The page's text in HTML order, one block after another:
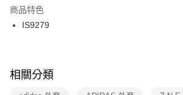
２．訂單成立數日內，您將收到繳費通知簡訊。
３．收到繳費通知簡訊後14天內，點擊此簡訊中的
ATM／網路銀行／等多元方式進行付款，方視為交易
※ 交易是否成功請以「AFTEE先享後付 」之結帳頁
是否繳費成功／繳費後需取消欲退款等相關疑問，請
客戶支援中心」
https://
付款後門市自取
每筆NT$100，滿NT$1,500(含以上)免運費
商品特色
IS9279
相關分類